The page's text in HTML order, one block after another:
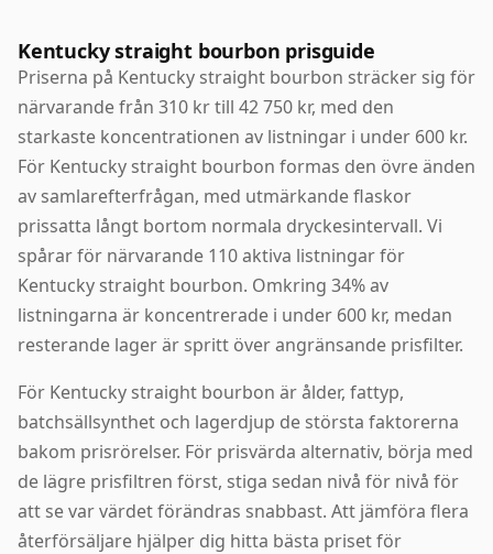
Kentucky straight bourbon prisguide
Priserna på Kentucky straight bourbon sträcker sig för
närvarande från 310 kr till 42 750 kr, med den
starkaste koncentrationen av listningar i under 600 kr.
För Kentucky straight bourbon formas den övre änden
av samlarefterfrågan, med utmärkande flaskor
prissatta långt bortom normala dryckesintervall. Vi
spårar för närvarande 110 aktiva listningar för
Kentucky straight bourbon. Omkring 34% av
listningarna är koncentrerade i under 600 kr, medan
resterande lager är spritt över angränsande prisfilter.
För Kentucky straight bourbon är ålder, fattyp,
batchsällsynthet och lagerdjup de största faktorerna
bakom prisrörelser. För prisvärda alternativ, börja med
de lägre prisfiltren först, stiga sedan nivå för nivå för
att se var värdet förändras snabbast. Att jämföra flera
återförsäljare hjälper dig hitta bästa priset för